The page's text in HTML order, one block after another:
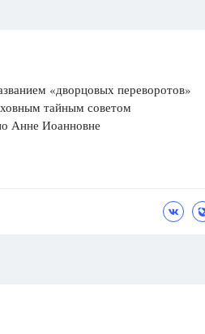
«дворцовых переворотов»
тайным советом
Иоанновне